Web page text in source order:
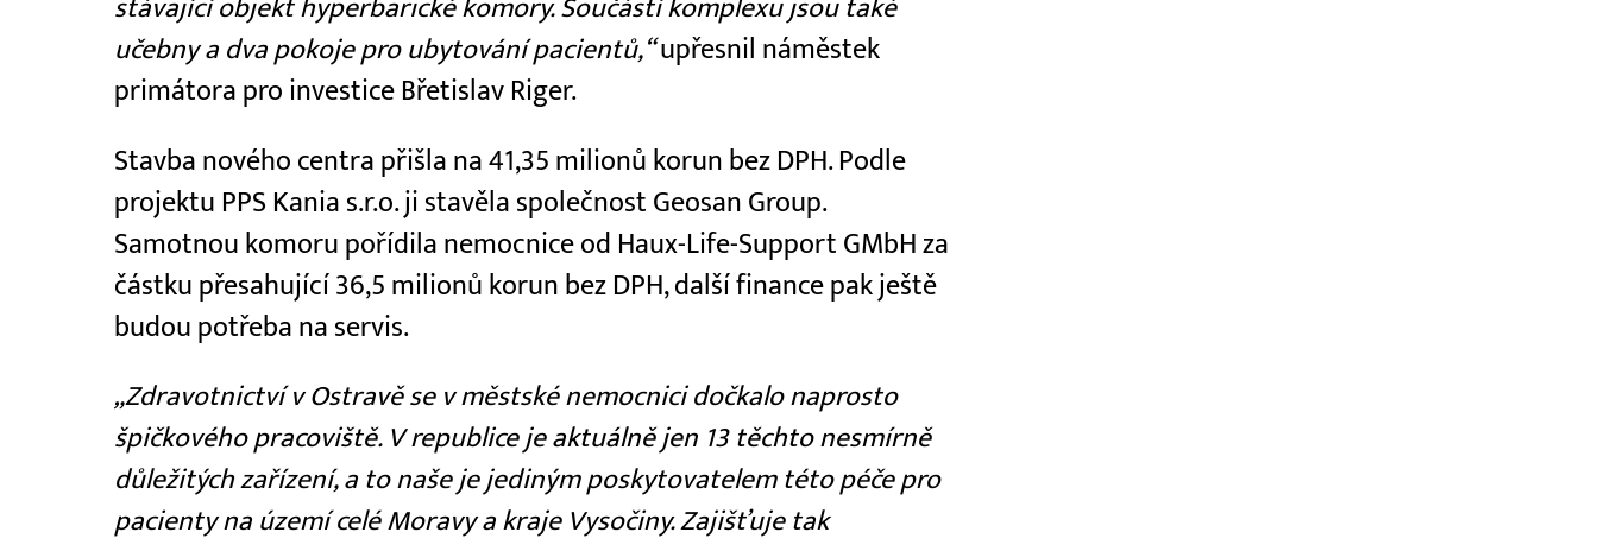
stávající objekt hyperbarické komory. Součástí komplexu jsou také
učebny a dva pokoje pro ubytování pacientů,“upřesnil náměstek
primátora pro investice Břetislav Riger.
Stavba nového centra přišla na 41,35 milionů korun bez DPH. Podle
projektu PPS Kania s.r.o. ji stavěla společnost Geosan Group.
Samotnou komoru pořídila nemocnice od Haux-Life-Support GMbH za
částku přesahující 36,5 milionů korun bez DPH, další finance pak ještě
budou potřeba na servis.
„Zdravotnictví v Ostravě se v městské nemocnici dočkalo naprosto
špičkového pracoviště. V republice je aktuálně jen 13 těchto nesmírně
důležitých zařízení, a to naše je jediným poskytovatelem této péče pro
pacienty na území celé Moravy a kraje Vysočiny. Zajišťuje tak